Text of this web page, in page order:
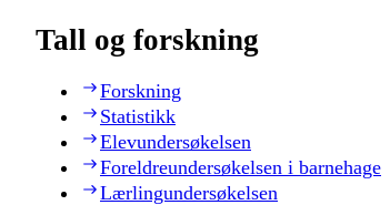
Tall og forskning
Forskning
Statistikk
Elevundersøkelsen
Foreldreundersøkelsen i barnehage
Lærlingundersøkelsen